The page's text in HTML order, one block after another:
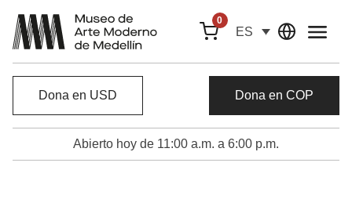
0
ES
Dona en USD Dona en COP
Abierto hoy de 11:00 a.m. a 6:00 p.m.